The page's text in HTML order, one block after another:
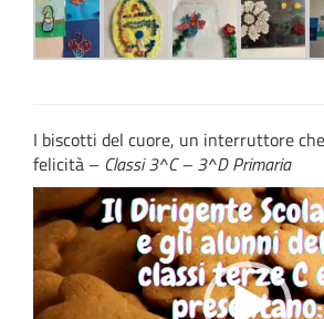
I biscotti del cuore, un interruttore
felicità – Classi 3^C – 3^D Primaria
Video
Player